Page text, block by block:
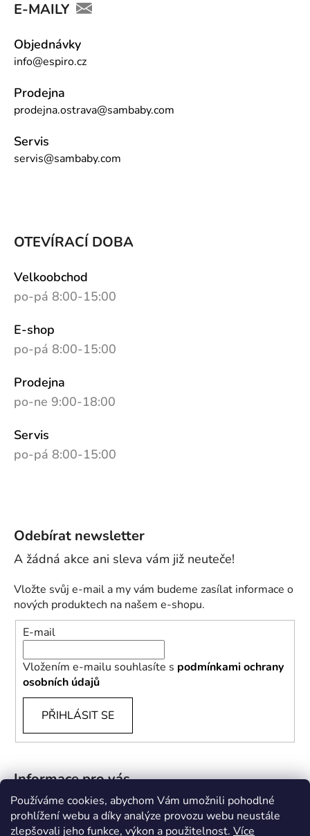
Používáme cookies, abychom Vám umožnili pohodlné
prohlížení webu a díky analýze provozu webu neustále
zlepšovali jeho funkce, výkon a použitelnost. Více
E-MAILY
Objednávky
info@espiro.cz
Prodejna
prodejna.ostrava@sambaby.com
Servis
servis@sambaby.com
OTEVÍRACÍ DOBA
Velkoobchod
po-pá 8:00-15:00
E-shop
po-pá 8:00-15:00
Prodejna
po-ne 9:00-18:00
Servis
po-pá 8:00-15:00
Odebírat newsletter
Vložte svůj e-mail a my vám budeme zasílat informace o
nových produktech na našem e-shopu.
E-mail
Vložením e-mailu souhlasíte s podmínkami ochrany
osobních údajů
PŘIHLÁSIT SE
Informace pro vás
B2B
Doprava a platba